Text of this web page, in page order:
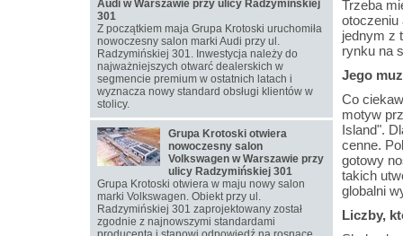
Trzeba
otoczeniu
jednym z
rynku na
Jego
Co
motyw
Island".
cenne.
gotowy
takich
globalni
Liczby,
Audi w Warszawie przy ulicy Radzymińskiej
301
Z początkiem maja Grupa Krotoski uruchomiła
nowoczesny salon marki Audi przy ul.
Radzymińskiej 301. Inwestycja należy do
najważniejszych otwarć dealerskich w
segmencie premium w ostatnich latach i
wyznacza nowy standard obsługi klientów w
stolicy.
Grupa Krotoski otwiera
nowoczesny salon
Volkswagen w Warszawie przy
ulicy Radzymińskiej 301
Grupa Krotoski otwiera w maju nowy salon
marki Volkswagen. Obiekt przy ul.
Radzymińskiej 301 zaprojektowany został
zgodnie z najnowszymi standardami